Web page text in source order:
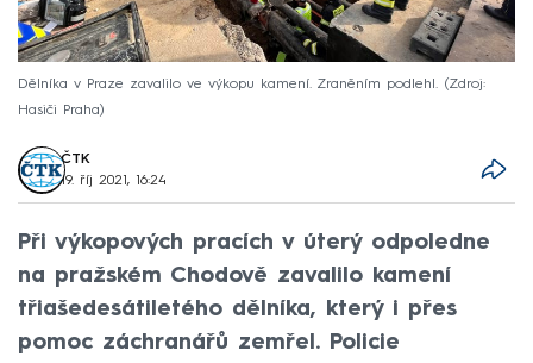
Dělníka v Praze zavalilo ve výkopu kamení. Zraněním podlehl.
Zdroj:
Hasiči Praha
ČTK
19. říj 2021, 16:24
Při výkopových pracích v úterý odpoledne
na pražském Chodově zavalilo kamení
třiašedesátiletého dělníka, který i přes
pomoc záchranářů zemřel. Policie